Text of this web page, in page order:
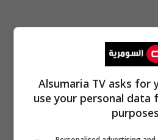
Alsumaria TV asks for
use your personal